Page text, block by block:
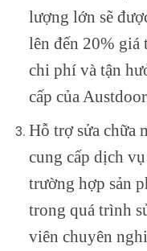
lượng lớn sẽ
lên đến 20% giá
chi phí và tận
cấp của
Hỗ trợ sửa chữa
cung cấp dịch
trường hợp sản
trong quá trình
viên chuyên